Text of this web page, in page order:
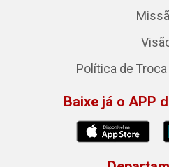
Política de
Baixe já o APP